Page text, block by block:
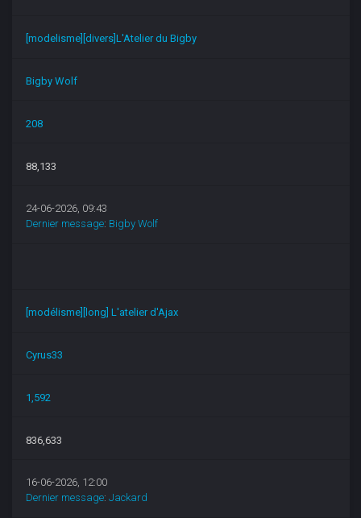
[modelisme][divers]L'Atelier du Bigby
Bigby Wolf
208
88,133
24-06-2026, 09:43
Dernier message: Bigby Wolf
[modélisme][long] L'atelier d'Ajax
Cyrus33
1,592
836,633
16-06-2026, 12:00
Dernier message:Jackard